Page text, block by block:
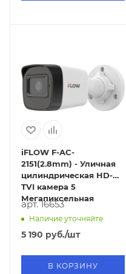
iFLOW F-AC-
2151(2.8mm) - Уличная
цилиндрическая HD-
TVI камера 5
Мегапиксельная
арт. 16653
Наличие уточняйте
5 190 руб./шт
В КОРЗИНУ